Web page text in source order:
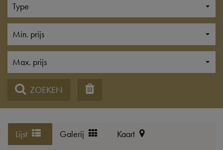
Type
Min. prijs
Max. prijs
ZOEKEN
Galerij
Lijst
Kaart